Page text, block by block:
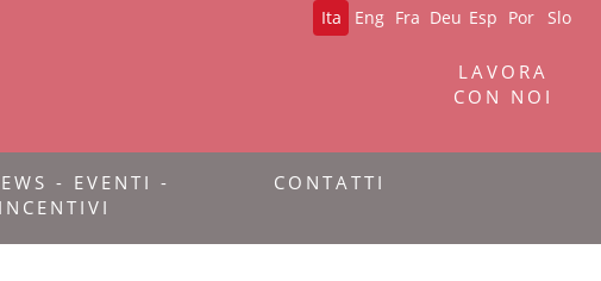
Ita Eng Fra Deu Esp Por Slo
LAVORA
CON NOI
- EVENTI -
INCENTIVI
CONTATTI